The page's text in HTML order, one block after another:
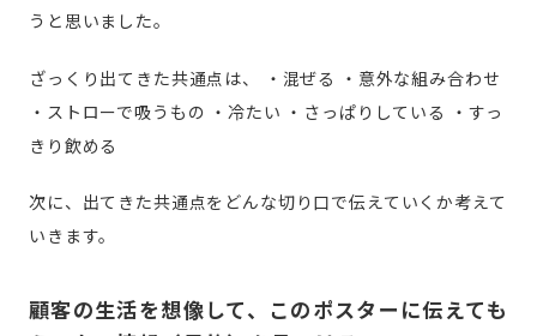
うと思いました。
ざっくり出てきた共通点は、 ・混ぜる ・意外な組み合わせ
・ストローで吸うもの ・冷たい ・さっぱりしている ・すっ
きり飲める
次に、出てきた共通点をどんな切り口で伝えていくか考えて
いきます。
顧客の生活を想像して、このポスターに伝えても